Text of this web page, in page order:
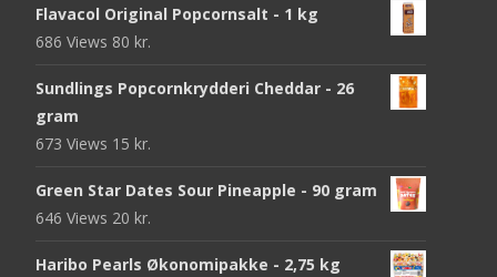
Flavacol Original Popcornsalt - 1 kg
686 Views 80 kr.
Sundlings Popcornkrydderi Cheddar - 26
gram
673 Views 15 kr.
Green Star Dates Sour Pineapple - 90 gram
646 Views 20 kr.
Haribo Pearls Økonomipakke - 2,75 kg